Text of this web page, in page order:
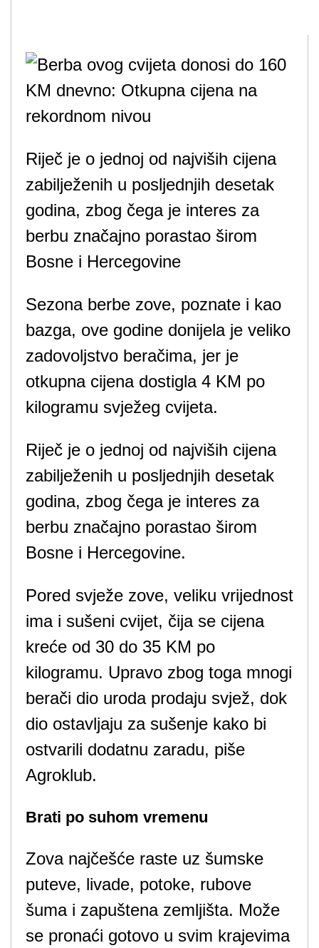
Riječ je o jednoj od najviših cijena
zabilježenih u posljednjih desetak
godina, zbog čega je interes za
berbu značajno porastao širom
Bosne i Hercegovine
Sezona berbe zove, poznate i kao
bazga, ove godine donijela je veliko
zadovoljstvo beračima, jer je
otkupna cijena dostigla 4 KM po
kilogramu svježeg cvijeta.
Riječ je o jednoj od najviših cijena
zabilježenih u posljednjih desetak
godina, zbog čega je interes za
berbu značajno porastao širom
Bosne i Hercegovine.
Pored svježe zove, veliku vrijednost
ima i sušeni cvijet, čija se cijena
kreće od 30 do 35 KM po
kilogramu. Upravo zbog toga mnogi
berači dio uroda prodaju svjež, dok
dio ostavljaju za sušenje kako bi
ostvarili dodatnu zaradu, piše
Agroklub.
Brati po suhom vremenu
Zova najčešće raste uz šumske
puteve, livade, potoke, rubove
šuma i zapuštena zemljišta. Može
se pronaći gotovo u svim krajevima